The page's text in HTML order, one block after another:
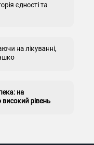
єдності та
на лікуванні,
на
рівень